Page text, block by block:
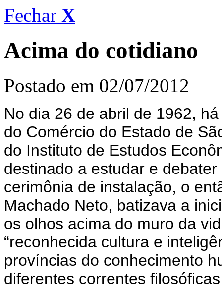
Fechar X
Acima do cotidiano
Postado em 02/07/2012
No dia 26 de abril de 1962,
do Comércio do Estado de
do Instituto de Estudos
destinado a estudar e
cerimônia de instalação, o
Machado Neto, batizava a
os olhos acima do muro da
“reconhecida cultura e
províncias do conhecimento
diferentes correntes